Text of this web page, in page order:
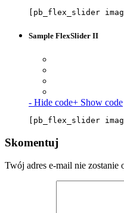
[pb_flex_slider
Sample FlexSlider II
- Hide code+ Show code
[pb_flex_slider
Skomentuj
Twój adres e-mail nie zostanie